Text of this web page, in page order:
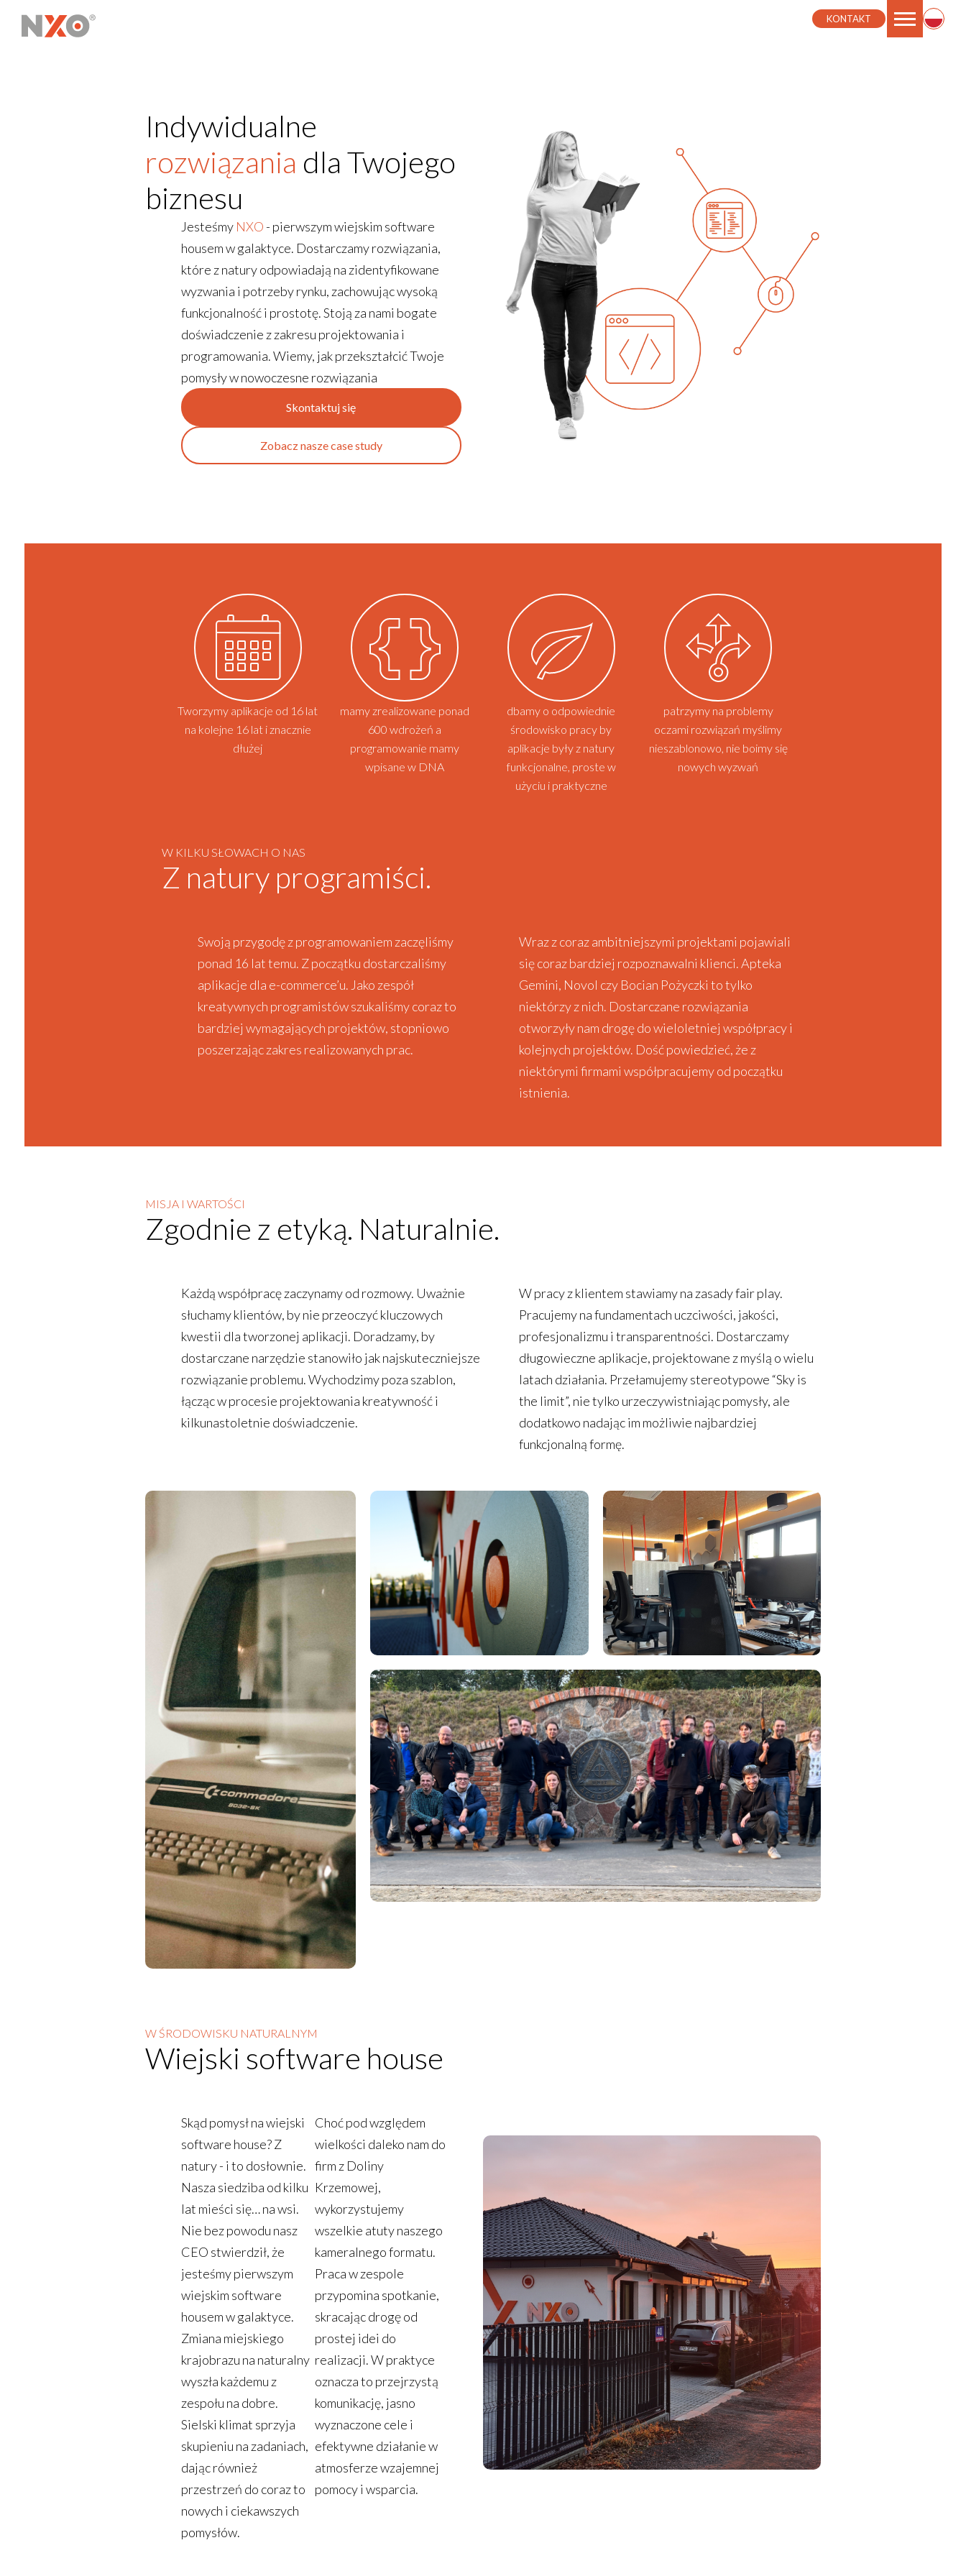
KONTAKT
Indywidualne
rozwiązania dla Twojego
biznesu
Jesteśmy NXO - pierwszym wiejskim software
housem w galaktyce. Dostarczamy rozwiązania,
które z natury odpowiadają na zidentyfikowane
wyzwania i potrzeby rynku, zachowując wysoką
funkcjonalność i prostotę. Stoją za nami bogate
doświadczenie z zakresu projektowania i
programowania. Wiemy, jak przekształcić Twoje
pomysły w nowoczesne rozwiązania
Skontaktuj się
Zobacz nasze case study
Tworzymy aplikacje od 16 lat
na kolejne 16 lat i znacznie
dłużej
mamy zrealizowane ponad
600 wdrożeń a
programowanie mamy
wpisane w DNA
dbamy o odpowiednie
środowisko pracy by
aplikacje były z natury
funkcjonalne, proste w
użyciu i praktyczne
patrzymy na problemy
oczami rozwiązań myślimy
nieszablonowo, nie boimy się
nowych wyzwań
W KILKU SŁOWACH O NAS
Z natury programiści.
Swoją przygodę z programowaniem zaczęliśmy
ponad 16 lat temu. Z początku dostarczaliśmy
aplikacje dla e-commerce’u. Jako zespół
kreatywnych programistów szukaliśmy coraz to
bardziej wymagających projektów, stopniowo
poszerzając zakres realizowanych prac.
Wraz z coraz ambitniejszymi projektami pojawiali
się coraz bardziej rozpoznawalni klienci. Apteka
Gemini, Novol czy Bocian Pożyczki to tylko
niektórzy z nich. Dostarczane rozwiązania
otworzyły nam drogę do wieloletniej współpracy i
kolejnych projektów. Dość powiedzieć, że z
niektórymi firmami współpracujemy od początku
istnienia.
MISJA I WARTOŚCI
Zgodnie z etyką. Naturalnie.
Każdą współpracę zaczynamy od rozmowy. Uważnie
słuchamy klientów, by nie przeoczyć kluczowych
kwestii dla tworzonej aplikacji. Doradzamy, by
dostarczane narzędzie stanowiło jak najskuteczniejsze
rozwiązanie problemu. Wychodzimy poza szablon,
łącząc w procesie projektowania kreatywność i
kilkunastoletnie doświadczenie.
W pracy z klientem stawiamy na zasady fair play.
Pracujemy na fundamentach uczciwości, jakości,
profesjonalizmu i transparentności. Dostarczamy
długowieczne aplikacje, projektowane z myślą o wielu
latach działania. Przełamujemy stereotypowe “Sky is
the limit”, nie tylko urzeczywistniając pomysły, ale
dodatkowo nadając im możliwie najbardziej
funkcjonalną formę.
W ŚRODOWISKU NATURALNYM
Wiejski software house
Skąd pomysł na wiejski
software house? Z
natury - i to dosłownie.
Nasza siedziba od kilku
lat mieści się… na wsi.
Nie bez powodu nasz
CEO stwierdził, że
jesteśmy pierwszym
wiejskim software
housem w galaktyce.
Zmiana miejskiego
krajobrazu na naturalny
wyszła każdemu z
zespołu na dobre.
Sielski klimat sprzyja
skupieniu na zadaniach,
dając również
przestrzeń do coraz to
nowych i ciekawszych
pomysłów.
Choć pod względem
wielkości daleko nam do
firm z Doliny
Krzemowej,
wykorzystujemy
wszelkie atuty naszego
kameralnego formatu.
Praca w zespole
przypomina spotkanie,
skracając drogę od
prostej idei do
realizacji. W praktyce
oznacza to przejrzystą
komunikację, jasno
wyznaczone cele i
efektywne działanie w
atmosferze wzajemnej
pomocy i wsparcia.